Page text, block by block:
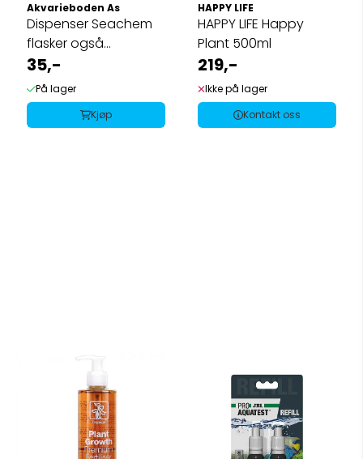
Akvarieboden As
Dispenser Seachem
flasker også
35,-
På lager
Kjøp
HAPPY LIFE
HAPPY LIFE Happy
Plant 500ml
219,-
Ikke på lager
Kontakt oss